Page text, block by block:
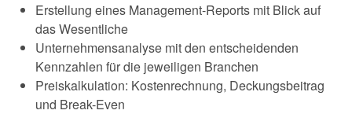
Erstellung eines Management-Reports mit Blick auf
das Wesentliche
Unternehmensanalyse mit den entscheidenden
Kennzahlen für die jeweiligen Branchen
Preiskalkulation: Kostenrechnung, Deckungsbeitrag
und Break-Even